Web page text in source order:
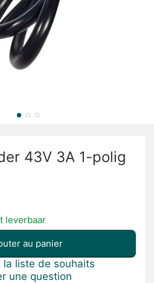
43V 3A 1-polig
leverbaar
au panier
la liste de souhaits
une question